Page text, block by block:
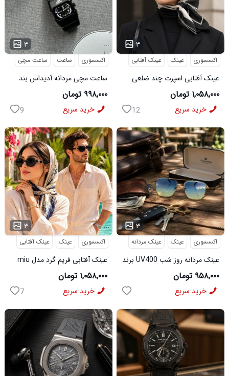
۳ ...
اکسسوری ساعت ساعت مچی
ساعت مچی مردانه آدیداس بند
استیل فنری لوکس مشکی
۹۹۸,۰۰۰ تومان
خرید سریع 9
۳
اکسسوری عینک عینک آفتابی
عینک آفتابی اسپرت چند ضلعی
مدل Dior
۱,۰۵۸,۰۰۰ تومان
خرید سریع 12
۳ ...
اکسسوری عینک عینک آفتابی
عینک آفتابی فریم گرد مدل miu
miu
۱,۰۵۸,۰۰۰ تومان
خرید سریع 7
۳ ...
اکسسوری عینک عینک مردانه
عینک مردانه روز شب UV400 برند
میباخ
۹۵۸,۰۰۰ تومان
خرید سریع